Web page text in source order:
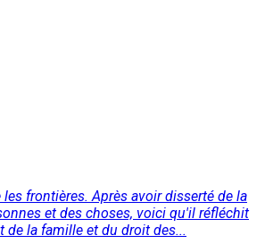
les frontières. Après avoir disserté de la
et des choses, voici qu'il réfléchit
de la famille et du droit des...